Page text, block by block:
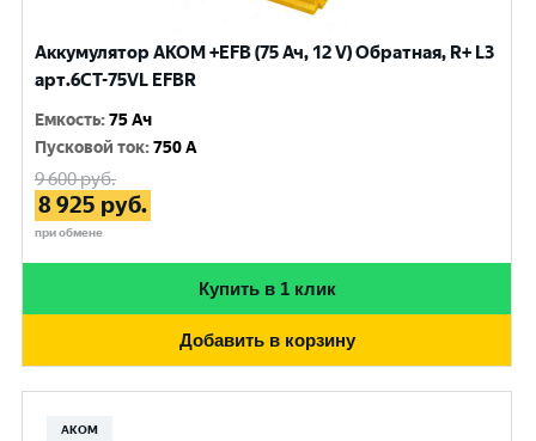
Аккумулятор AKOM +EFB (75 Ач, 12 V) Обратная, R+ L3
арт.6СТ-75VL EFBR
Емкость:75 Ач
Пусковой ток:750 A
9 600руб.
8 925 руб.
при обмене
Купить в 1 клик
Добавить в корзину
АКОМ